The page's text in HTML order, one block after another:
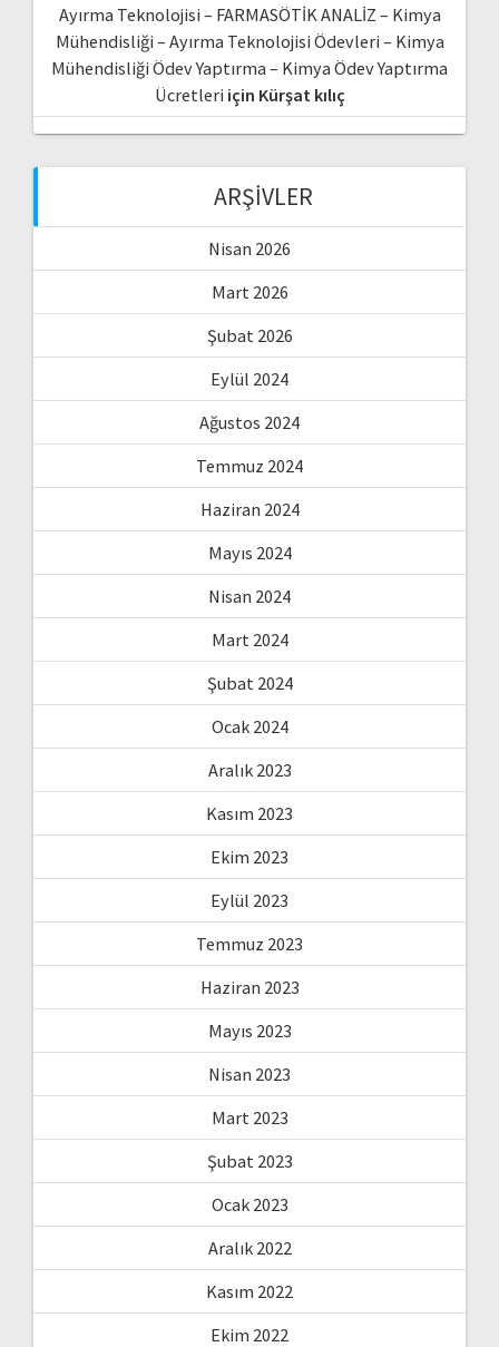
Ayırma Teknolojisi – FARMASÖTİK ANALİZ – Kimya
Mühendisliği – Ayırma Teknolojisi Ödevleri – Kimya
Mühendisliği Ödev Yaptırma – Kimya Ödev Yaptırma
Ücretleri için Kürşat kılıç
ARŞIVLER
Nisan 2026
Mart 2026
Şubat 2026
Eylül 2024
Ağustos 2024
Temmuz 2024
Haziran 2024
Mayıs 2024
Nisan 2024
Mart 2024
Şubat 2024
Ocak 2024
Aralık 2023
Kasım 2023
Ekim 2023
Eylül 2023
Temmuz 2023
Haziran 2023
Mayıs 2023
Nisan 2023
Mart 2023
Şubat 2023
Ocak 2023
Aralık 2022
Kasım 2022
Ekim 2022